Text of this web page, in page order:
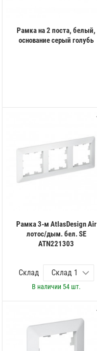
Рамка на 2 поста, белый,
основание серый голубь
Рамка 3-м AtlasDesign Air
лотос/дым. бел. SE
ATN221303
Склад
В наличии 54 шт.